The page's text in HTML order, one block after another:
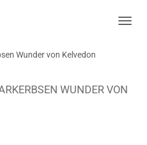
Wunder von Kelvedon
WUNDER VON